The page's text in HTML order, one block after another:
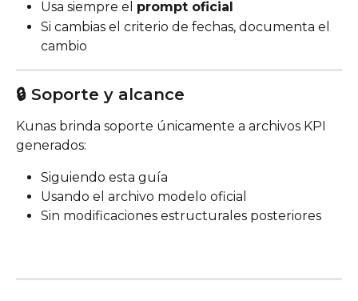
Usa siempre el prompt oficial
Si cambias el criterio de fechas, documenta el
cambio
🔒 Soporte y alcance
Kunas brinda soporte únicamente a archivos KPI
generados:
Siguiendo esta guía
Usando el archivo modelo oficial
Sin modificaciones estructurales posteriores